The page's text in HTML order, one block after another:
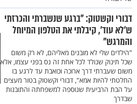
דבורי וקשטוק: "ברגע שנשברתי והכרזתי
ש’לא עוד’, קיבלתי את הטלפון המיוחל
והמרגש"
"הילדים שלי לא מובנים מאליהם, לא רק משום
שכל תינוק שנולד לכל אחת זה נס בפני עצמו, אלא
משום שעברתי דרך ארוכה וכואבת עד לרגע בו
החלטתי להיות אמא", דבורי וקשטוק בטור מעצים
על הבת הרביעית שנוספה למשפחתה והתובנות
שבדרך